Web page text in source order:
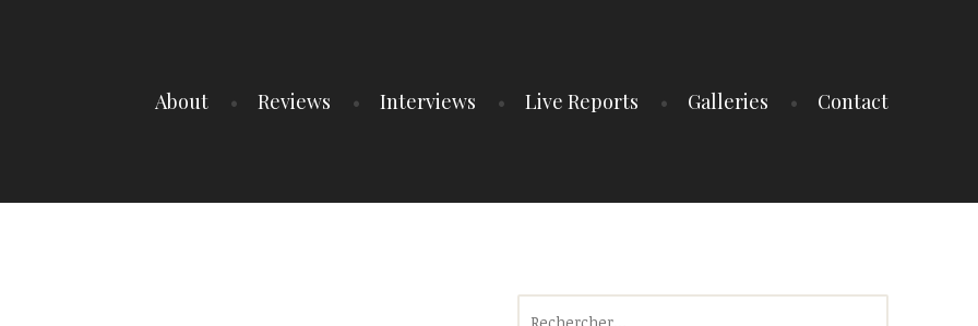
About Reviews Interviews Live Reports Galleries Contact